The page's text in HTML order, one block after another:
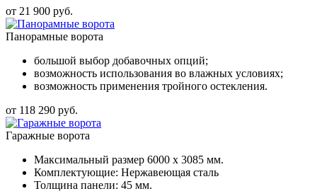
от 21 900 руб.
Панорамные ворота
большой выбор добавочных опций;
возможность использования во влажных условиях;
возможность применения тройного остекления.
от 118 290 руб.
Гаражные ворота
Максимальный размер 6000 x 3085 мм.
Комплектующие: Нержавеющая сталь
Толщина панели: 45 мм.